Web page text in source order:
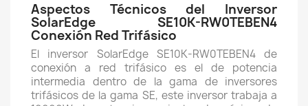
Aspectos Técnicos del Inversor
SolarEdge SE10K-RW0TEBEN4
Conexión Red Trifásico
El inversor SolarEdge SE10K-RW0TEBEN4 de
conexión a red trifásico es el de potencia
intermedia dentro de la gama de inversores
trifásicos de la gama SE, este inversor trabaja a